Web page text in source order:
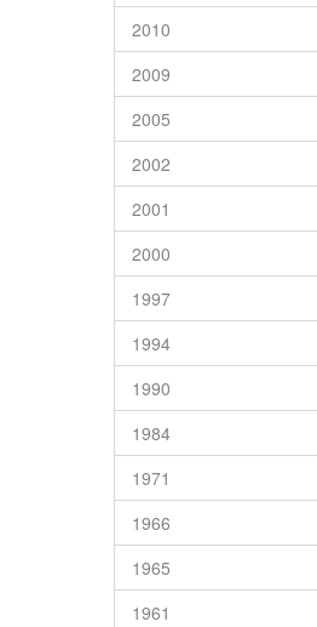
2010
2009
2005
2002
2001
2000
1997
1994
1990
1984
1971
1966
1965
1961